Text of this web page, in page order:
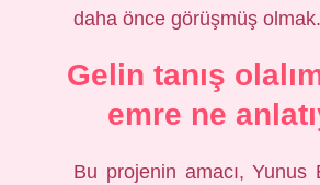
daha önce görüşmüş olmak.
Gelin tanış
emre ne
Bu projenin amacı, Yunus